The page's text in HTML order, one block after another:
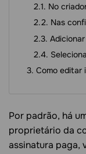
No
Nas
Como editar
Por padrão, há
proprietário da
assinatura paga,